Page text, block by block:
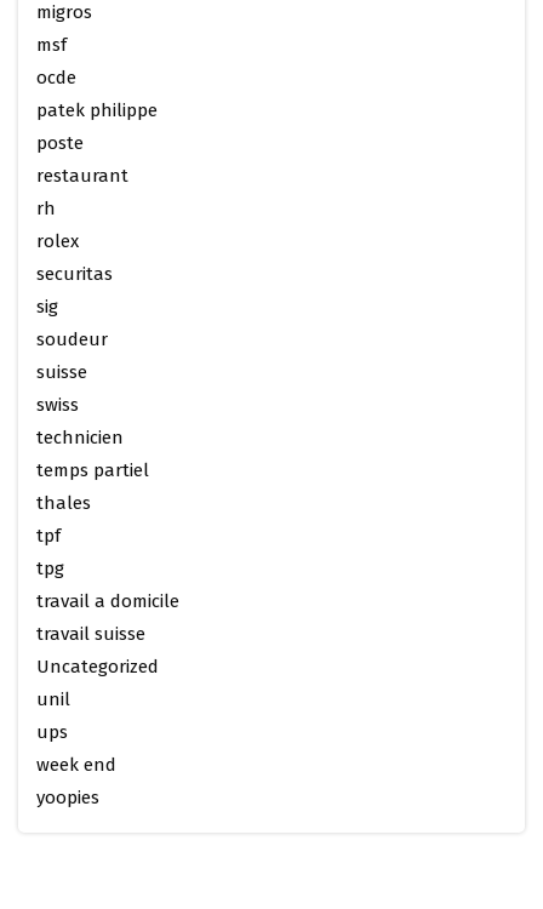
migros
msf
ocde
patek philippe
poste
restaurant
rh
rolex
securitas
sig
soudeur
suisse
swiss
technicien
temps partiel
thales
tpf
tpg
travail a domicile
travail suisse
Uncategorized
unil
ups
week end
yoopies